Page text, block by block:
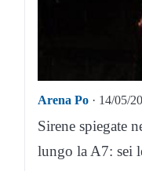
Arena Po · 14/05/
Sirene spiegate
lungo la A7: sei